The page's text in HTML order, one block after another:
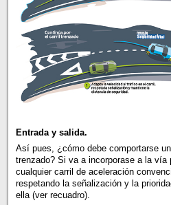
Entrada y salida.
Así pues, ¿cómo debe comportarse
trenzado? Si va a incorporase a la vía
cualquier carril de aceleración
respetando la señalización y la
ella (ver recuadro).